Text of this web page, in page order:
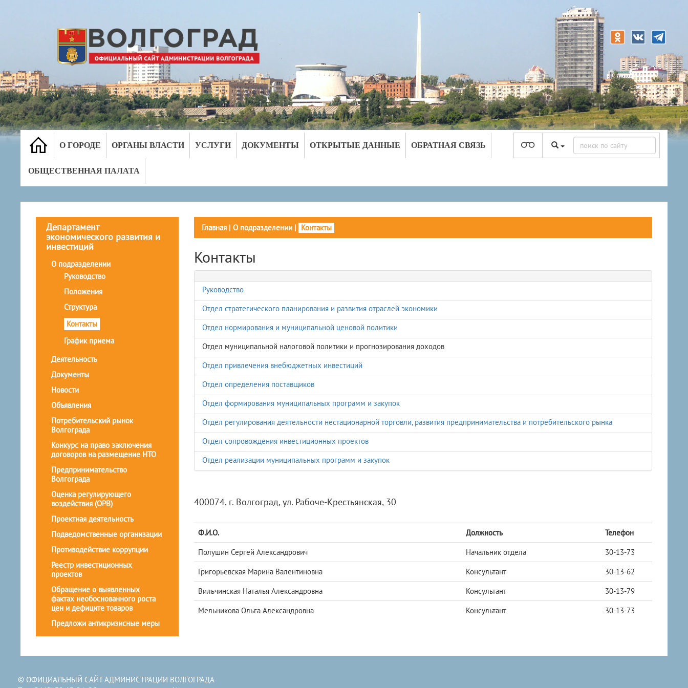
О ГОРОДЕ ОРГАНЫ ВЛАСТИ УСЛУГИ ДОКУМЕНТЫ ОТКРЫТЫЕ ДАННЫЕ ОБРАТНАЯ СВЯЗЬ
ОБЩЕСТВЕННАЯ ПАЛАТА
Департамент
экономического развития и
инвестиций
О подразделении
Руководство
Положения
Структура
Контакты
График приема
Деятельность
Документы
Новости
Объявления
Потребительский рынок
Волгограда
Конкурс на право заключения
договоров на размещение НТО
Предпринимательство
Волгограда
Оценка регулирующего
воздействия (ОРВ)
Проектная деятельность
Подведомственные организации
Противодействие коррупции
Реестр инвестиционных
проектов
Обращение о выявленных
фактах необоснованного роста
цен и дефиците товаров
Предложи антикризисные меры
Главная| О подразделении| Контакты
Контакты
Руководство
Отдел стратегического планирования и развития отраслей экономики
Отдел нормирования и муниципальной ценовой политики
Отдел муниципальной налоговой политики и прогнозирования доходов
Отдел привлечения внебюджетных инвестиций
Отдел определения поставщиков
Отдел формирования муниципальных программ и закупок
Отдел регулирования деятельности нестационарной торговли, развития предпринимательства и потребительского рынка
Отдел сопровождения инвестиционных проектов
Отдел реализации муниципальных программ и закупок
400074, г. Волгоград, ул. Рабоче-Крестьянская, 30
Ф.И.О. Должность
Телефон
Полушин Сергей Александрович
Начальник отдела
30-13-73
Григорьевская Марина Валентиновна
Консультант
30-13-62
Вильчинская Наталья Александровна
Консультант
30-13-79
Мельникова Ольга Александровна
Консультант 30-13-73
© ОФИЦИАЛЬНЫЙ САЙТ АДМИНИСТРАЦИИ ВОЛГОГРАДА